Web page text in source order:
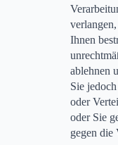
Ihnen
ablehnen
Sie
oder
oder Sie
gegen die